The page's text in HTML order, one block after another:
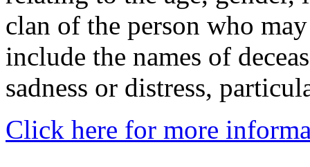
clan of the person who
include the names of
sadness or distress,
Click here for more